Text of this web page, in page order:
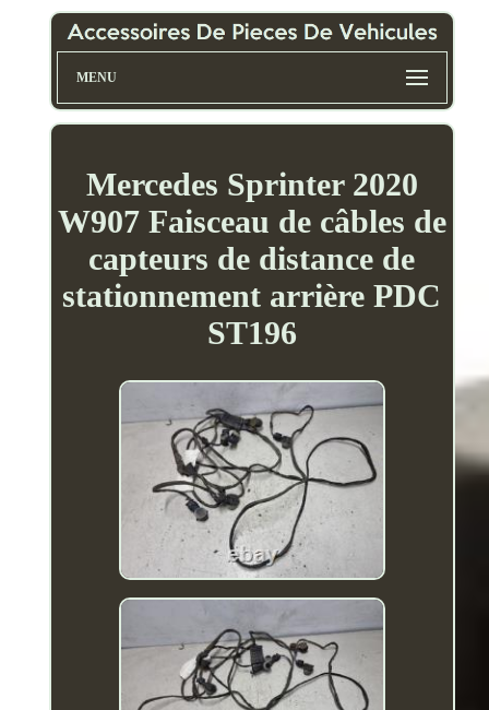
MENU
Mercedes Sprinter 2020
W907 Faisceau de câbles de
capteurs de distance de
stationnement arrière PDC
ST196